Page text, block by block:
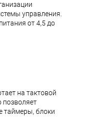
управления.
от 4,5 до
на тактовой
позволяет
таймеры, блоки